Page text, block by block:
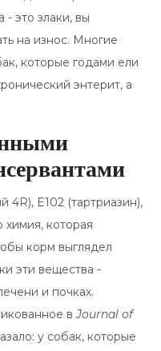
- это злаки, вы
на износ. Многие
которые годами ели
энтерит, а
4R), E102 (тартриазин),
химия, которая
корм выглядел
эти вещества -
и почках.
вJournal of
у собак, которые